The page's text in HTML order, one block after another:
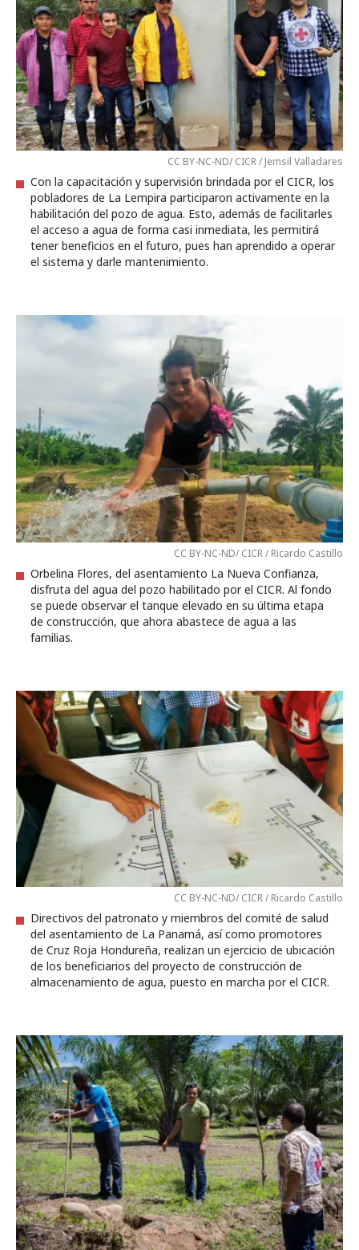
CC BY-NC-ND/ CICR / Jemsil Valladares
Con la capacitación y supervisión brindada por el CICR, los
pobladores de La Lempira participaron activamente en la
habilitación del pozo de agua. Esto, además de facilitarles
el acceso a agua de forma casi inmediata, les permitirá
tener beneficios en el futuro, pues han aprendido a operar
el sistema y darle mantenimiento.
CC BY-NC-ND/ CICR / Ricardo Castillo
Orbelina Flores, del asentamiento La Nueva Confianza,
disfruta del agua del pozo habilitado por el CICR. Al fondo
se puede observar el tanque elevado en su última etapa
de construcción, que ahora abastece de agua a las
familias.
CC BY-NC-ND/ CICR / Ricardo Castillo
Directivos del patronato y miembros del comité de salud
del asentamiento de La Panamá, así como promotores
de Cruz Roja Hondureña, realizan un ejercicio de ubicación
de los beneficiarios del proyecto de construcción de
almacenamiento de agua, puesto en marcha por el CICR.